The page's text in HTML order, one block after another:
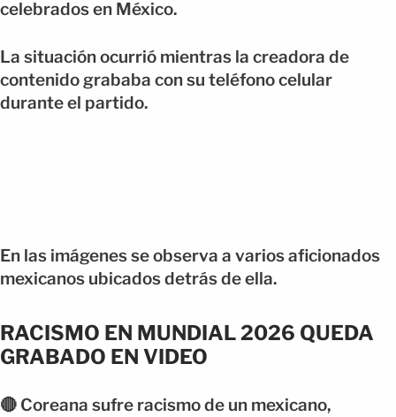
celebrados en México.
La situación ocurrió mientras la creadora de
contenido grababa con su teléfono celular
durante el partido.
En las imágenes se observa a varios aficionados
mexicanos ubicados detrás de ella.
RACISMO EN MUNDIAL 2026 QUEDA
GRABADO EN VIDEO
🔴 Coreana sufre racismo de un mexicano,